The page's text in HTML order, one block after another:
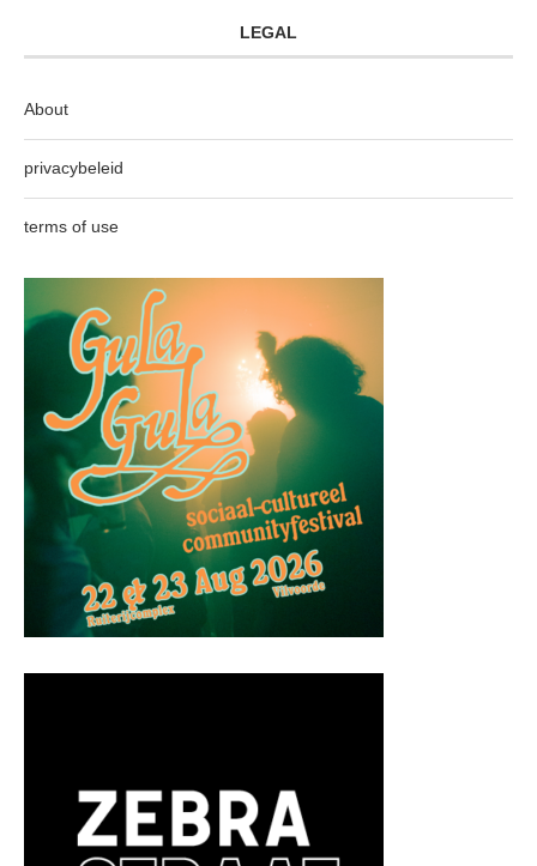
LEGAL
About
privacybeleid
terms of use